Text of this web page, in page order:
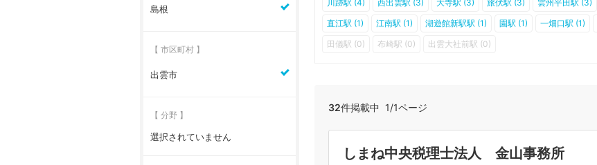
川跡駅 (4)
西出雲駅 (3) 大寺駅 (3) 旅伏駅 (3) 雲州平田駅 (3)
直江駅 (1)
江南駅 (1) 湖遊館新駅駅 (1) 園駅 (1) 一畑口駅 (1)
田儀駅 (0)
布崎駅 (0) 出雲大社前駅 (0)
32件掲載中 1/1ページ
しまね中央税理士法人 金山事務所
島根
【 市区町村 】
出雲市
【 分野 】
選択されていません